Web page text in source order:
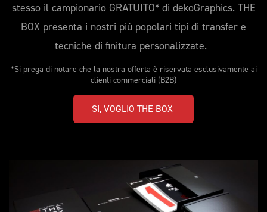
stesso il campionario GRATUITO* di dekoGraphics. THE
BOX presenta i nostri più popolari tipi di transfer e
tecniche di finitura personalizzate.
*Si prega di notare che la nostra offerta è riservata esclusivamente ai
clienti commerciali (B2B)
SI, VOGLIO THE BOX